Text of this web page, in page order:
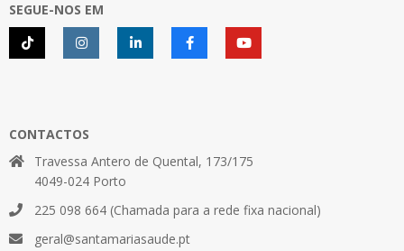
SEGUE-NOS EM
CONTACTOS
Travessa Antero de Quental, 173/175
4049-024 Porto
225 098 664 (Chamada para a rede fixa nacional)
geral@santamariasaude.pt